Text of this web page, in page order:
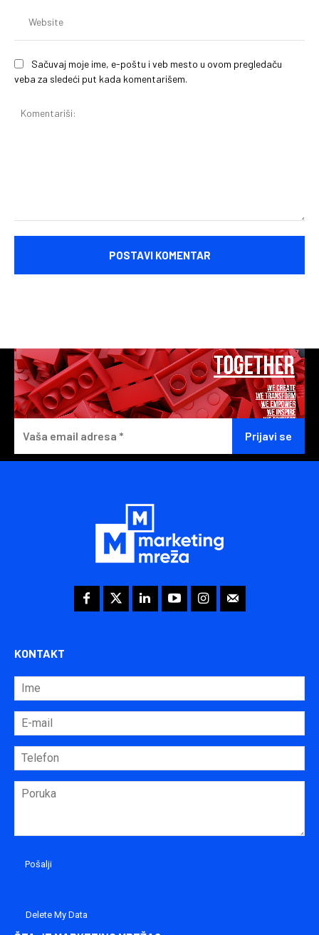
Sačuvaj moje ime, e-poštu i veb mesto u ovom pregledaču
veba za sledeći put kada komentarišem.
KONTAKT
Delete My Data